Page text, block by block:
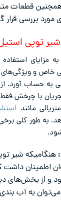
قطعات
مورد بررسی قرار
شیر توپی
مزایای
خاص و
به حساب آورد.
مانند
به طور کلی
هنگامیکه شیر
اطمینان
و از بخش‌های
به آب